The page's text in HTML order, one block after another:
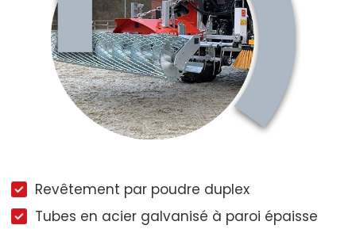
Revêtement par poudre duplex
Tubes en acier galvanisé à paroi épaisse